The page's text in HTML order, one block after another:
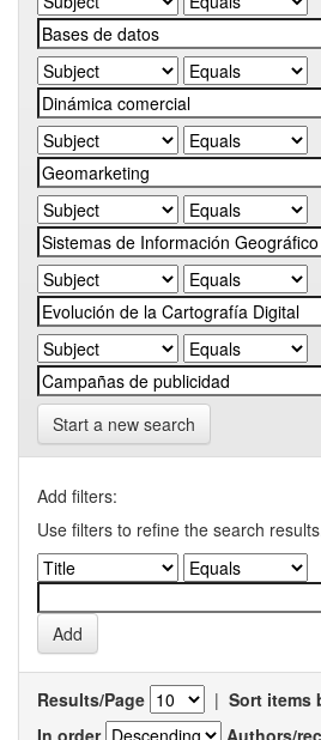
Start a new search
Add filters:
Use filters to refine the search
Results/Page | Sort items
In order
Authors/